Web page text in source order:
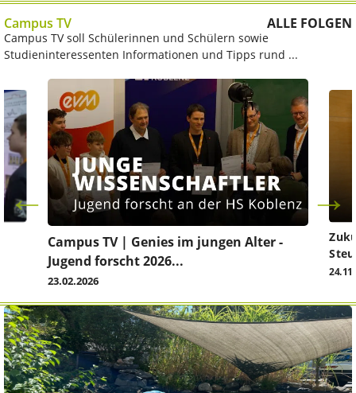
Campus TV ALLE FOLGEN
Campus TV soll Schülerinnen und Schülern sowie
Studieninteressenten Informationen und Tipps rund ...
Campus TV | Genies im jungen Alter -
Jugend forscht 2026...
23.02.2026